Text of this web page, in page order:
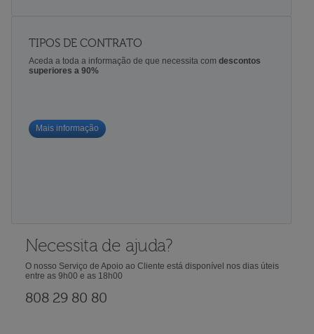
TIPOS DE CONTRATO
Aceda a toda a informação de que necessita com descontos
superiores a 90%
Mais informação
Necessita de ajuda?
O nosso Serviço de Apoio ao Cliente está disponível nos dias úteis
entre as 9h00 e as 18h00
808 29 80 80